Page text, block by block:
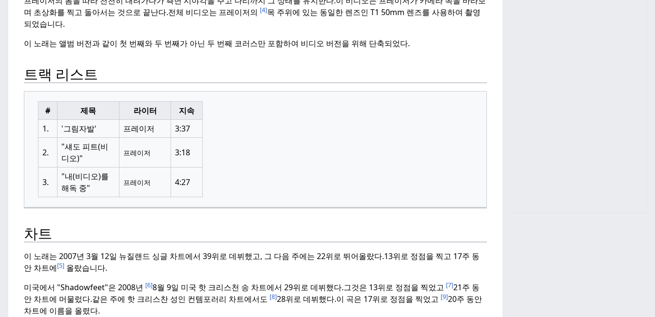
며 초상화를 찍고 돌아서는 것으로 끝난다.전체 비디오는 프레이저의 [4]목 주위에 있는 동일한 렌즈인 T1 50mm 렌즈를 사용하여 촬영
되었습니다.
이 노래는 앨범 버전과 같이 첫 번째와 두 번째가 아닌 두 번째 코러스만 포함하여 비디오 버전을 위해 단축되었다.
트랙 리스트
# 제목 라이터
지속
1.
'그림자발' 프레이저 3:37
2.
"섀도 피트(비
디오)"
프레이저 3:18
3.
"내(비디오)를
해독 중"
프레이저 4:27
차트
이 노래는 2007년 3월 12일 뉴질랜드 싱글 차트에서 39위로 데뷔했고, 그 다음 주에는 22위로 뛰어올랐다.13위로 정점을 찍고 17주 동
안 차트에[5] 올랐습니다.
미국에서 "Shadowfeet"은 2008년 [6]8월 9일 미국 핫 크리스천 송 차트에서 29위로 데뷔했다.그것은 13위로 정점을 찍었고 [7]21주 동
안 차트에 머물렀다.같은 주에 핫 크리스찬 성인 컨템포러리 차트에서도 [8]28위로 데뷔했다.이 곡은 17위로 정점을 찍었고 [9]20주 동안
차트에 이름을 올렸다.